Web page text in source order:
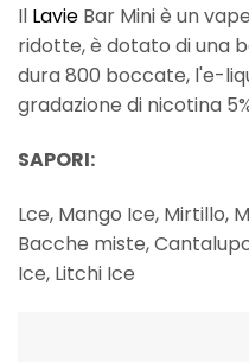
Il Lavie Bar Mini è un
ridotte, è dotato di una
dura 800 boccate, l'e-
gradazione di nicotina
SAPORI:
Lce, Mango Ice, Mirtillo,
Bacche miste,
Ice, Litchi Ice